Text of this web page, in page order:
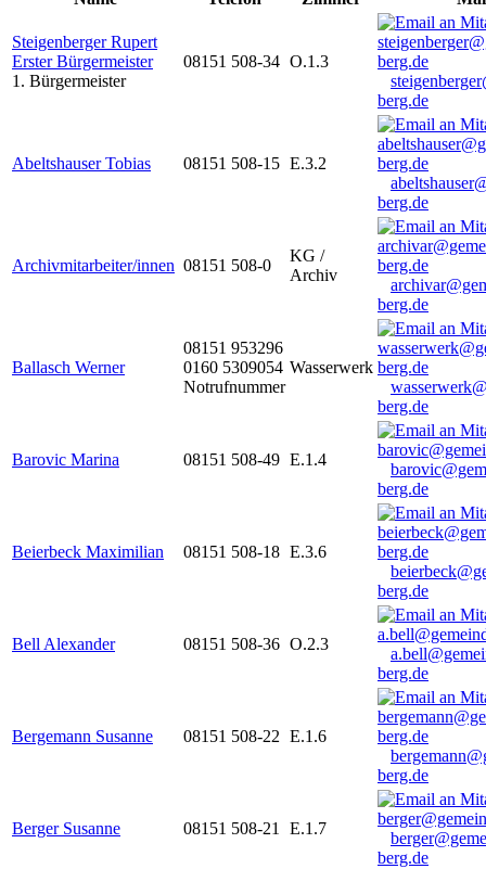
Steigenberger Rupert
Erster Bürgermeister
1. Bürgermeister
08151 508-34 O.1.3
berg.de
Abeltshauser Tobias 08151 508-15 E.3.2
berg.de
Archivmitarbeiter/innen 08151 508-0
KG /
Archiv
berg.de
Ballasch Werner
08151 953296
0160 5309054
Notrufnummer
Wasserwerk
berg.de
Barovic Marina 08151 508-49 E.1.4
berg.de
Beierbeck Maximilian 08151 508-18 E.3.6
berg.de
Bell Alexander 08151 508-36 O.2.3
berg.de
Bergemann Susanne 08151 508-22 E.1.6
berg.de
Berger Susanne 08151 508-21 E.1.7
berg.de